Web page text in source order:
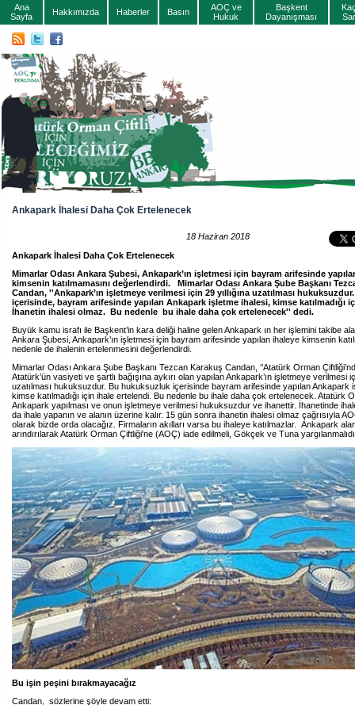
Ana
Sayfa
Hakkımızda Haberler Basın
AOÇ ve
Hukuk
Başkent
Dayanışması
Ankapark İhalesi Daha Çok Ertelenecek
18 Haziran 2018
Ankapark İhalesi Daha Çok Ertelenecek
Mimarlar Odası Ankara Şubesi, Ankapark’ın işletmesi için bayram arifesinde
kimsenin katılmamasını değerlendirdi. Mimarlar Odası Ankara Şube Başkanı
Candan, ''Ankapark’ın işletmeye verilmesi için 29 yıllığına uzatılması
içerisinde, bayram arifesinde yapılan Ankapark işletme ihalesi, kimse katılmadığı
İhanetin ihalesi olmaz. Bu nedenle bu ihale daha çok ertelenecek'' dedi.
Buyük kamu israfı ile Başkent’in kara deliği haline gelen Ankapark ın her işlemini takibe
Ankara Şubesi, Ankapark’ın işletmesi için bayram arifesinde yapılan ihaleye kimsenin
nedenle de ihalenin ertelenmesini değerlendirdi.
Mimarlar Odası Ankara Şube Başkanı Tezcan Karakuş Candan, ‘’Atatürk Orman
Atatürk’ün vasiyeti ve şartlı bağışına aykırı olan yapılan Ankapark’ın işletmeye verilmesi
uzatılması hukuksuzdur. Bu hukuksuzluk içerisinde bayram arifesinde yapılan Ankapark
kimse katılmadığı için ihale ertelendi. Bu nedenle bu ihale daha çok ertelenecek. Atatürk
Ankapark yapılması ve onun işletmeye verilmesi hukuksuzdur ve ihanettir. İhanetinde
da ihale yapanın ve alanın üzerine kalır. 15 gün sonra ihanetin ihalesi olmaz çağrısıyla
olarak bizde orda olacağız. Firmaların akılları varsa bu ihaleye katılmazlar. Ankapark
arındırılarak Atatürk Orman Çiftliği'ne (AOÇ) iade edilmeli, Gökçek ve Tuna
Bu işin peşini bırakmayacağız
Candan, sözlerine şöyle devam etti: